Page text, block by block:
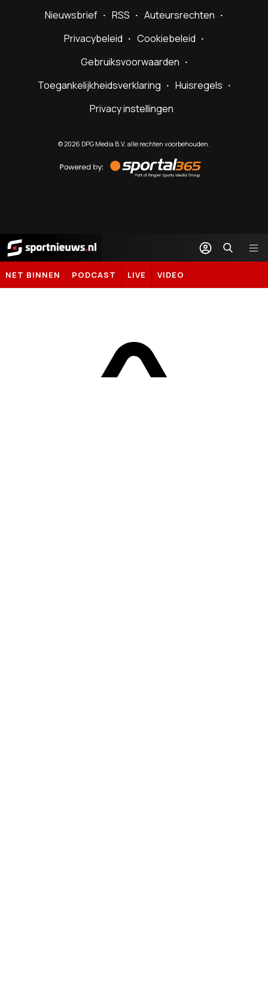
Nieuwsbrief RSS
Auteursrechten
Privacybeleid
Cookiebeleid
Gebruiksvoorwaarden
Toegankelijkheidsverklaring
Huisregels
Privacy instellingen
©2026 DPG Media B.V. alle rechten voorbehouden.
by
Sportal365
Sportnieuws.nl
NET BINNEN PODCAST LIVE VIDEO